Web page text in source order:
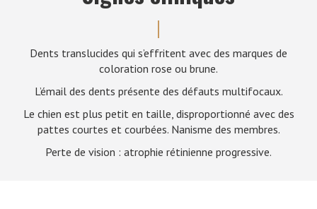
Dents translucides qui s’effritent avec des marques de
coloration rose ou brune.
L’émail des dents présente des défauts multifocaux.
Le chien est plus petit en taille, disproportionné avec des
pattes courtes et courbées. Nanisme des membres.
Perte de vision : atrophie rétinienne progressive.